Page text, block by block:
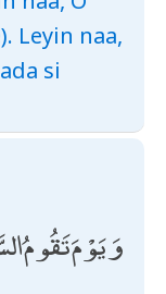
Leyin naa,
si
وَيَوْمَ تَقُومُ